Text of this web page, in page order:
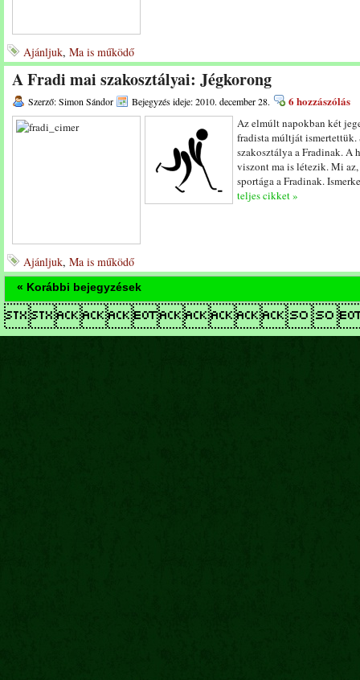
Ajánljuk, Ma is működő
A Fradi mai szakosztályai: Jégkorong
Szerző: Simon Sándor Bejegyzés ideje: 2010. december 28. 6 hozzászólás
Az elmúlt napokban két
fradista múltját
szakosztálya a Fradinak. A
viszont ma is létezik. Mi
sportága a Fradinak.
teljes cikket »
Ajánljuk, Ma is működő
« Korábbi bejegyzések